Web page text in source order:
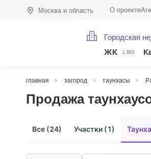
Москва и область О проекте
Городская
ЖК 1 863
главная загород таунхасы
Продажа
Все (24) Участки (1)